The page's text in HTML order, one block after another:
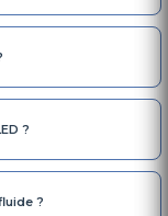
?
?